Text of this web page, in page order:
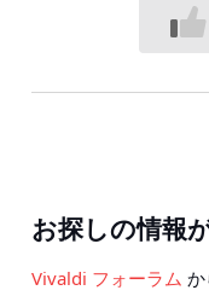
お探しの情報
Vivaldi フォーラム